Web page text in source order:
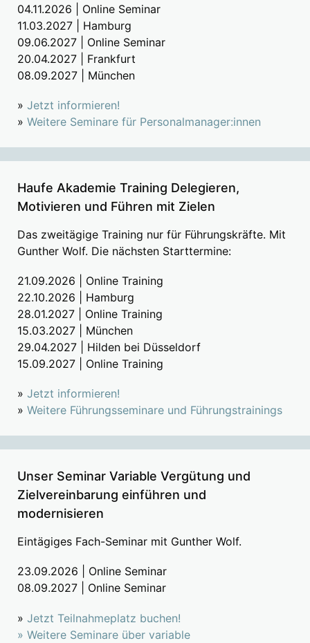
04.11.2026 | Online Seminar
11.03.2027 | Hamburg
09.06.2027 | Online Seminar
20.04.2027 | Frankfurt
08.09.2027 | München
» Jetzt informieren!
» Weitere Seminare für Personalmanager:innen
Haufe Akademie Training Delegieren,
Motivieren und Führen mit Zielen
Das zweitägige Training nur für Führungskräfte. Mit
Gunther Wolf. Die nächsten Starttermine:
21.09.2026 | Online Training
22.10.2026 | Hamburg
28.01.2027 | Online Training
15.03.2027 | München
29.04.2027 | Hilden bei Düsseldorf
15.09.2027 | Online Training
» Jetzt informieren!
» Weitere Führungsseminare und Führungstrainings
Unser Seminar Variable Vergütung und
Zielvereinbarung einführen und
modernisieren
Eintägiges Fach-Seminar mit Gunther Wolf.
23.09.2026 | Online Seminar
08.09.2027 | Online Seminar
» Jetzt Teilnahmeplatz buchen!
» Weitere Seminare über variable